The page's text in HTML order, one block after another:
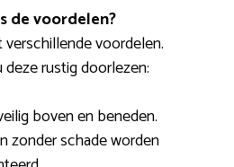
de voordelen?
voordelen.
rustig doorlezen:
boven en beneden.
zonder schade worden